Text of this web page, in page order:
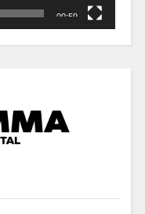
00:59